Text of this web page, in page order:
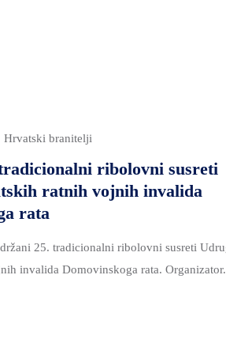
Hrvatski branitelji
ribolovni susreti
ratnih vojnih invalida
rata
25. tradicionalni ribolovni susreti
invalida Domovinskoga rata.